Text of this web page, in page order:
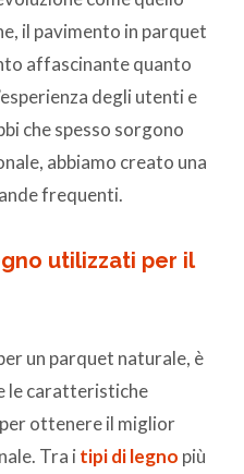
il pavimento in parquet
affascinante quanto
degli utenti e
che spesso sorgono
abbiamo creato una
frequenti.
utilizzati per il
un parquet naturale, è
le caratteristiche
ottenere il miglior
Tra i tipi di legno più